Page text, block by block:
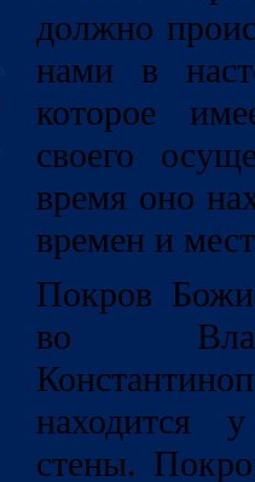
должно
нами в
которое
своего
время оно
времен и
Покров
во
находится
стены.